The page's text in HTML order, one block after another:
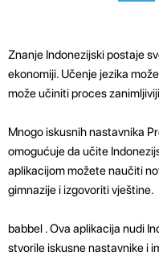
Znanje Indonezijski postaje
ekonomiji. Učenje jezika
može učiniti proces
Mnogo iskusnih nastavnika
omogućuje da učite
aplikacijom možete naučiti
gimnazije i izgovoriti vještine.
babbel . Ova aplikacija nudi
stvorile iskusne nastavnike i